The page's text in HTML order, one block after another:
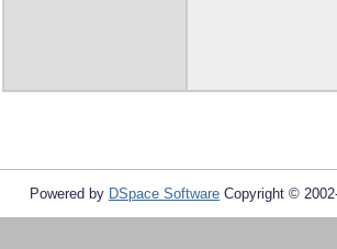
Powered by DSpace Software Copyright ©